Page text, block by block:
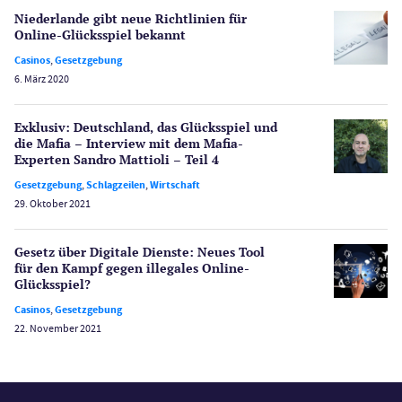
Schlagzeilen
Spiele
Spielerschutz
Sport
Wetten
Wirtschaft
Merkur Casinos
Casino Testberichte
Bonus Ohne Einzahlung
Niederlande gibt neue Richtlinien für
Online-Glücksspiel bekannt
Casinos,Gesetzgebung
6. März 2020
Exklusiv: Deutschland, das Glücksspiel und
die Mafia – Interview mit dem Mafia-
Experten Sandro Mattioli – Teil 4
Gesetzgebung,Schlagzeilen,Wirtschaft
29. Oktober 2021
Gesetz über Digitale Dienste: Neues Tool
für den Kampf gegen illegales Online-
Glücksspiel?
Casinos,Gesetzgebung
22. November 2021